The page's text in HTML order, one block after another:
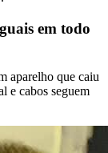
em todo
aparelho que caiu
e cabos seguem